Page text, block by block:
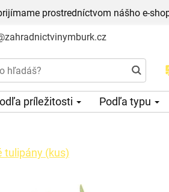
prostredníctvom nášho e-
príležitosti Podľa typu
tulipány (kus)